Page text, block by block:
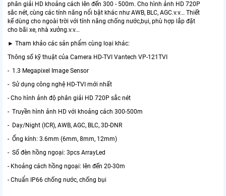
phân giải HD khoảng cách lên đến 300 - 500m. Cho hình ảnh HD 720P
săc nét, cùng các tính năng nổi bật khác như AWB, BLC, AGC.v.v... Thiết
kế dùng cho ngoài trời với tính năng chống nước,bụi, phù hợp lắp đặt
cho bãi xe, nhà xưởng.v.v...
► Tham khảo các sản phẩm cùng loại khác:
Thông số kỹ thuật của Camera HD-TVI Vantech VP-121TVI
- 1.3 Megapixel Image Sensor
- Sử dụng công nghệ HD-TVI mới nhất
- Cho hình ảnh độ phân giải HD 720P sắc nét
- Truyền hình ảnh HD với khoảng cách 300-500m
- Day/Night (ICR), AWB, AGC, BLC, 3D-DNR
- Ống kính: 3.6mm (6mm, 8mm, 12mm)
- Số đèn hồng ngoại: 3pcs ArrayLed
- Khoảng cách hồng ngoại: lên đến 20-30m
- Chuẩn IP66 chống nước, chống bụi